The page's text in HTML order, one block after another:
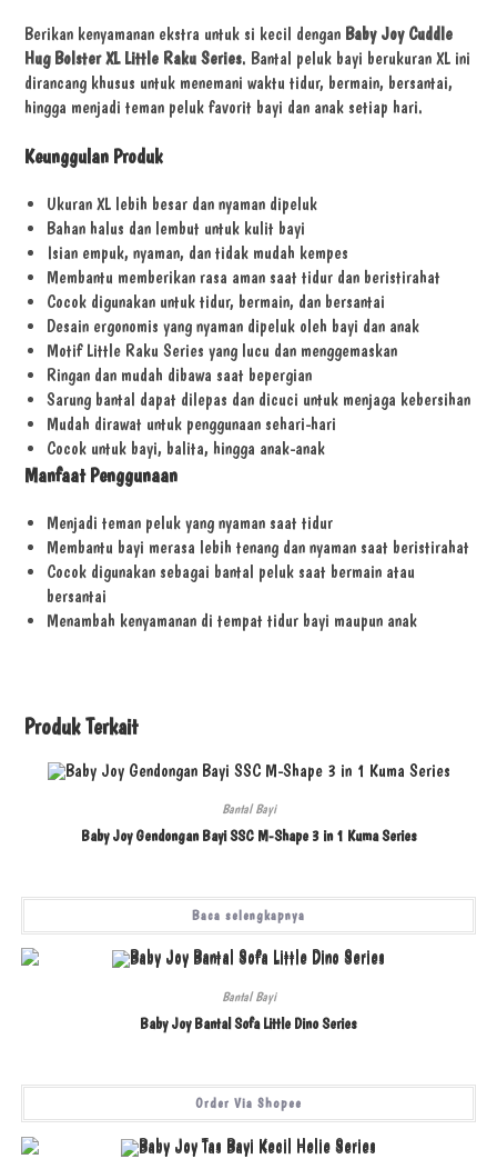
Berikan kenyamanan ekstra untuk si kecil dengan Baby Joy Cuddle
Hug Bolster XL Little Raku Series. Bantal peluk bayi berukuran XL ini
dirancang khusus untuk menemani waktu tidur, bermain, bersantai,
hingga menjadi teman peluk favorit bayi dan anak setiap hari.
Keunggulan Produk
Ukuran XL lebih besar dan nyaman dipeluk
Bahan halus dan lembut untuk kulit bayi
Isian empuk, nyaman, dan tidak mudah kempes
Membantu memberikan rasa aman saat tidur dan beristirahat
Cocok digunakan untuk tidur, bermain, dan bersantai
Desain ergonomis yang nyaman dipeluk oleh bayi dan anak
Motif Little Raku Series yang lucu dan menggemaskan
Ringan dan mudah dibawa saat bepergian
Sarung bantal dapat dilepas dan dicuci untuk menjaga kebersihan
Mudah dirawat untuk penggunaan sehari-hari
Cocok untuk bayi, balita, hingga anak-anak
Manfaat Penggunaan
Menjadi teman peluk yang nyaman saat tidur
Membantu bayi merasa lebih tenang dan nyaman saat beristirahat
Cocok digunakan sebagai bantal peluk saat bermain atau
bersantai
Menambah kenyamanan di tempat tidur bayi maupun anak
Produk Terkait
Bantal Bayi
Baby Joy Gendongan Bayi SSC M-Shape 3 in 1 Kuma Series
Baca selengkapnya
Bantal Bayi
Baby Joy Bantal Sofa Little Dino Series
Order Via Shopee